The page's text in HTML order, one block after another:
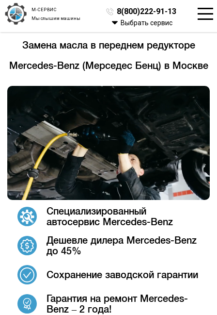
М-СЕРВИС
Мы слышим машины
8(800)222-91-13
Выбрать сервис
Замена масла в переднем редукторе
Mercedes-Benz (Мерседес Бенц) в Москве
Специализированный
автосервис Mercedes-Benz
Дешевле дилера Mercedes-Benz
до 45%
Сохранение заводской гарантии
Гарантия на ремонт Mercedes-
Benz – 2 года!